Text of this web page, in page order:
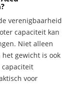
verenigbaarheid
capaciteit kan
Niet alleen
gewicht is ook
capaciteit
voor